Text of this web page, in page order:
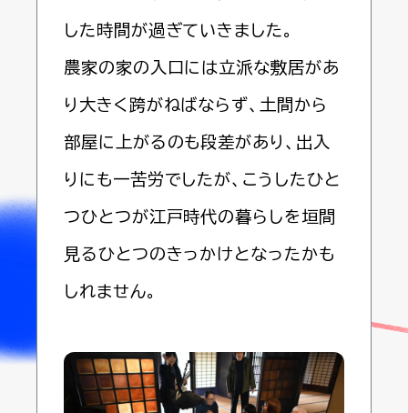
した時間が過ぎていきました。
農家の家の入口には立派な敷居があ
り大きく跨がねばならず、土間から
部屋に上がるのも段差があり、出入
りにも一苦労でしたが、こうしたひと
つひとつが江戸時代の暮らしを垣間
見るひとつのきっかけとなったかも
しれません。